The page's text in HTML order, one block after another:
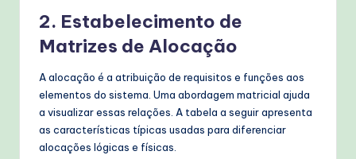
2. Estabelecimento de
Matrizes de Alocação
A alocação é a atribuição de requisitos e funções aos
elementos do sistema. Uma abordagem matricial ajuda
a visualizar essas relações. A tabela a seguir apresenta
as características típicas usadas para diferenciar
alocações lógicas e físicas.